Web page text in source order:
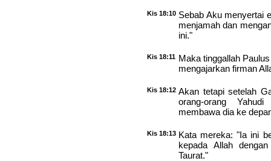
Kis 18:10 Sebab Aku menyertai
menjamah dan
ini."
Kis 18:11 Maka tinggallah
mengajarkan firman
Kis 18:12 Akan tetapi setelah
orang-orang
membawa dia ke
Kis 18:13 Kata mereka: "Ia ini
kepada Allah
Taurat."